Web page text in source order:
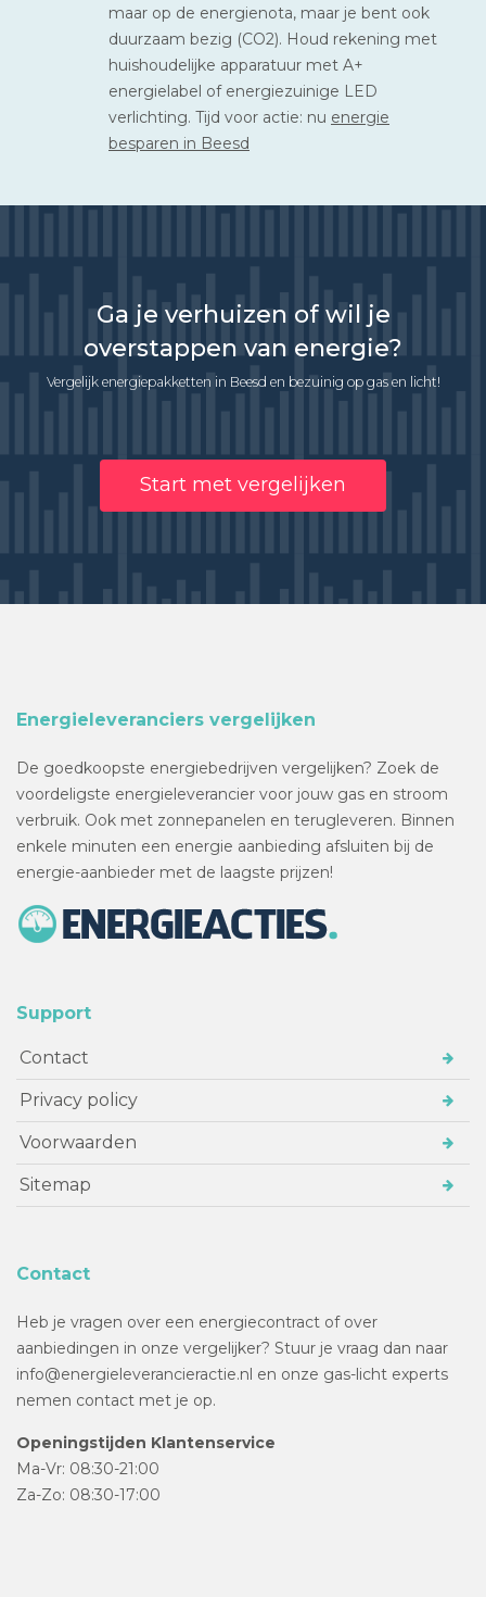
maar op de energienota, maar je bent ook
duurzaam bezig (CO2). Houd rekening met
huishoudelijke apparatuur met A+
energielabel of energiezuinige LED
verlichting. Tijd voor actie: nu energie
besparen in Beesd
Ga je verhuizen of wil je
overstappen van energie?
Vergelijk energiepakketten in Beesd en bezuinig op gas en licht!
Start met vergelijken
Energieleveranciers vergelijken
De goedkoopste energiebedrijven vergelijken? Zoek de
voordeligste energieleverancier voor jouw gas en stroom
verbruik. Ook met zonnepanelen en terugleveren. Binnen
enkele minuten een energie aanbieding afsluiten bij de
energie-aanbieder met de laagste prijzen!
Support
Contact
Privacy policy
Voorwaarden
Sitemap
Contact
Heb je vragen over een energiecontract of over
aanbiedingen in onze vergelijker? Stuur je vraag dan naar
info@energieleverancieractie.nl en onze gas-licht experts
nemen contact met je op.
Openingstijden Klantenservice
Ma-Vr: 08:30-21:00
Za-Zo: 08:30-17:00